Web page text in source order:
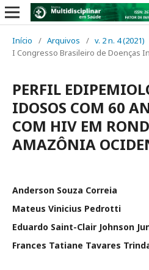
Início / Arquivos / v. 2 n. 4 (2021)
I Congresso Brasileiro de Doenças
PERFIL
IDOSOS COM 60
COM HIV EM
AMAZÔNIA
Anderson Souza Correia
Mateus Vinicius Pedrotti
Eduardo Saint-Clair Johnson
Frances Tatiane Tavares